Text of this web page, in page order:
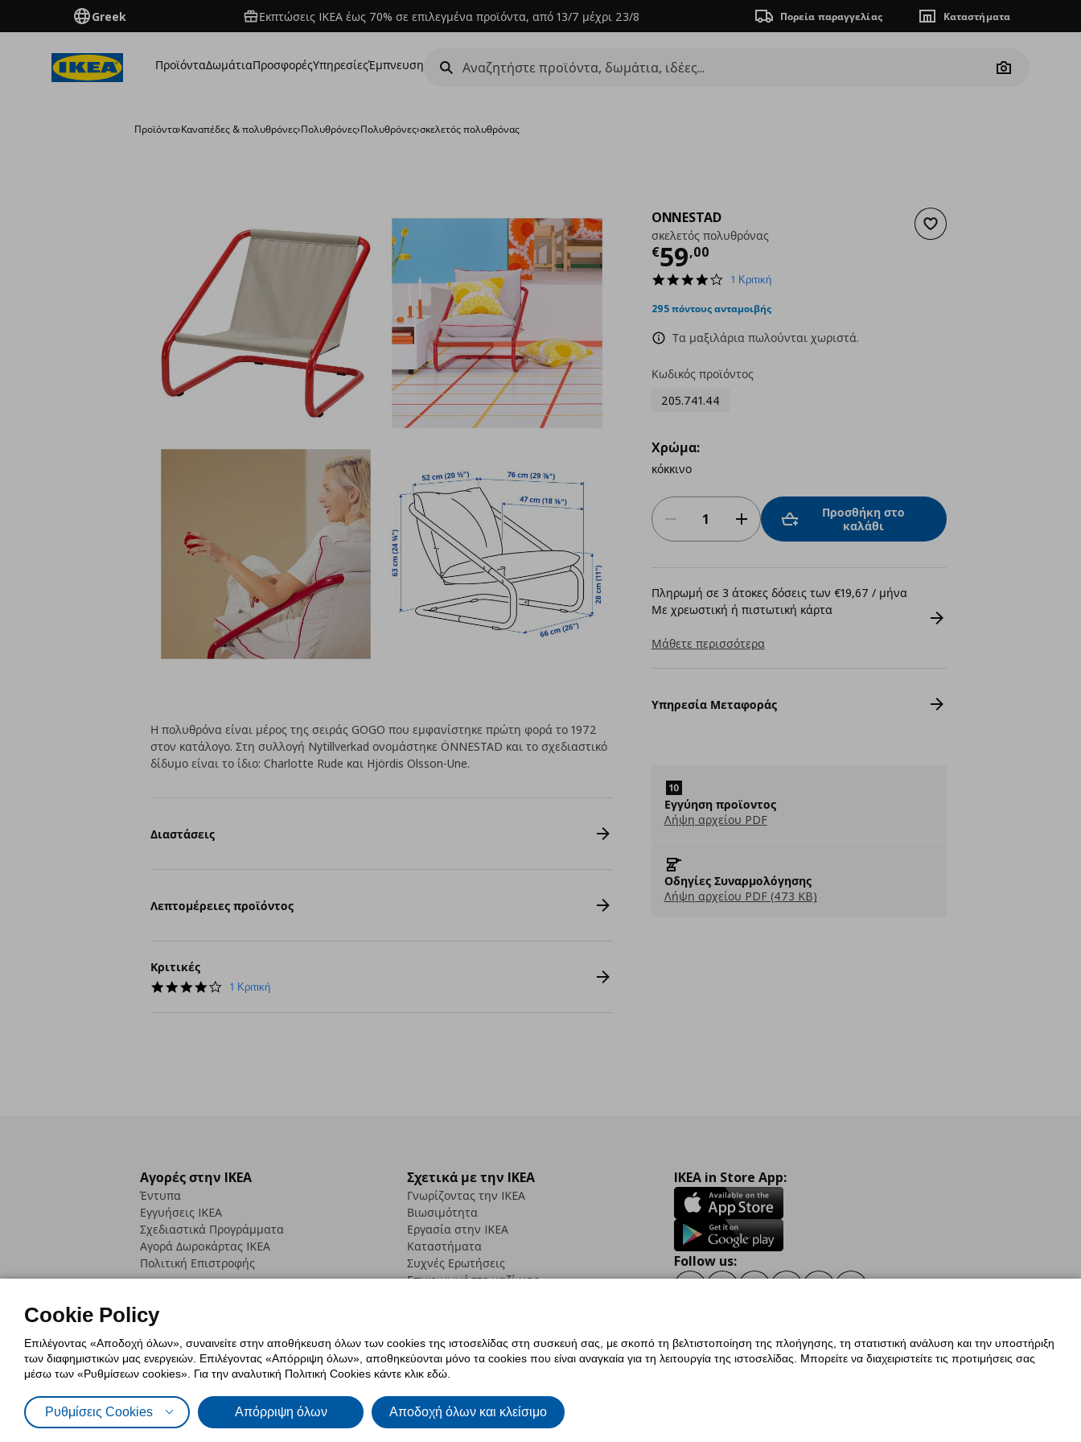
Greek Εκπτώσεις IKEA έως 70% σε επιλεγμένα προϊόντα, από 13/7 μέχρι 23/8 Πορεία παραγγελίας Καταστήματα
ΠροϊόνταΔωμάτιαΠροσφορέςΥπηρεσίεςΈμπνευση
Camera
Προϊόντα›Καναπέδες & πολυθρόνες›Πολυθρόνες›Πολυθρόνες›σκελετός πολυθρόνας
Προσθήκη στα αγαπημένα
ONNESTAD
σκελετός πολυθρόνας
€59,00
Τρέχουσα τιμή
4.0
rating
1 Κριτική
295 πόντους ανταμοιβής
Τα μαξιλάρια πωλούνται χωριστά.
Κωδικός προϊόντος
205.741.44
Χρώμα:
κόκκινο
Προσθήκη στο
καλάθι
Πληρωμή σε 3 άτοκες δόσεις των €19,67 / μήνα
Με χρεωστική ή πιστωτική κάρτα
Μάθετε περισσότερα
Υπηρεσία Μεταφοράς
Εγγύηση προϊοντος
Λήψη αρχείου PDF
Οδηγίες Συναρμολόγησης
Λήψη αρχείου PDF (473 KB)
Η πολυθρόνα είναι μέρος της σειράς GOGO που εμφανίστηκε πρώτη φορά το 1972
στον κατάλογο. Στη συλλογή Nytillverkad ονομάστηκε ÖNNESTAD και το σχεδιαστικό
δίδυμο είναι το ίδιο: Charlotte Rude και Hjördis Olsson-Une.
Διαστάσεις
Λεπτομέρειες προϊόντος
Κριτικές
4.0
1 Κριτική
Αγορές στην IKEA
Έντυπα
Εγγυήσεις IKEA
Σχεδιαστικά Προγράμματα
Αγορά Δωρoκάρτας IKEA
Πολιτική Επιστροφής
Σχετικά με την IKEA
Γνωρίζοντας την IKEA
Βιωσιμότητα
Εργασία στην IKEA
Καταστήματα
Συχνές Ερωτήσεις
Επικοινωνήστε μαζί μας
IKEA in Store App:
Follow us:
Πολιτική Cookies Δήλωση ψηφιακής προσβασιμότητας
Γενική Πολιτική Προσωπικών Δεδομένων
Cookie Policy
Επιλέγοντας «Αποδοχή όλων», συναινείτε στην αποθήκευση όλων των cookies της ιστοσελίδας στη συσκευή σας, με σκοπό τη βελτιστοποίηση της πλοήγησης, τη στατιστική ανάλυση και την υποστήριξη
των διαφημιστικών μας ενεργειών. Επιλέγοντας «Απόρριψη όλων», αποθηκεύονται μόνο τα cookies που είναι αναγκαία για τη λειτουργία της ιστοσελίδας. Μπορείτε να διαχειριστείτε τις προτιμήσεις σας
μέσω των «Ρυθμίσεων cookies». Για την αναλυτική Πολιτική Cookies κάντε κλικ εδώ.
Ρυθμίσεις Cookies Απόρριψη όλων Αποδοχή όλων και κλείσιμο